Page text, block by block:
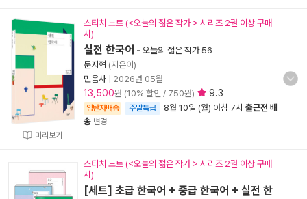
미리보기
스티치 노트 (<오늘의 젊은 작가 > 시리즈 2권 이상 구매
시)
실전 한국어 - 오늘의 젊은 작가 56
문지혁 (지은이)
민음사
2026년 05월
13,500원 (10% 할인 / 750원) 9.3
양탄자배송 주말특급 8월 10일 (월) 아침 7시 출근전 배
송 변경
스티치 노트 (<오늘의 젊은 작가 > 시리즈 2권 이상 구매
시)
[세트] 초급 한국어 + 중급 한국어 + 실전 한